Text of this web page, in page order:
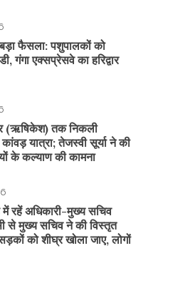
फैसला: पशुपालकों को
गंगा एक्सप्रेसवे का हरिद्वार
(ऋषिकेश) तक निकली
यात्रा; तेजस्वी सूर्या ने की
के कल्याण की कामना
रहें अधिकारी-मुख्य सचिव
से मुख्य सचिव ने की विस्तृत
को शीघ्र खोला जाए, लोगों